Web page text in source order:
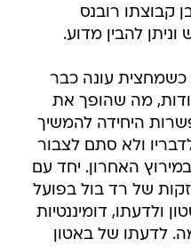
של 32 נקודות כשמחצית עונה כבר
היחידה להמשיך
ולא סתם לצבור
האחרון. יחד עם
של רד בול בפועל
ולדעתו, דומיננטיות
לדעתו של באטון
אולם נהג המבחן אלכס
בן ארצו ניקי לאודה,